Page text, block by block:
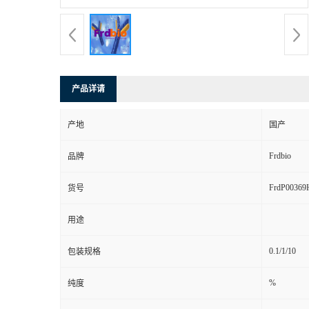
产品详请
产地 国产
品牌 Frdbio
货号
用途
包装规格 0.1/1/10
纯度 %